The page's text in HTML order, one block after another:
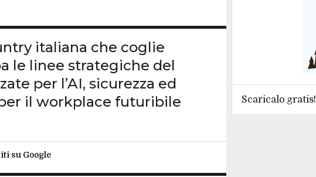
italiana che coglie
le linee strategiche del
per l’AI, sicurezza ed
il workplace futuribile
su Google
Scaricalo gratis!